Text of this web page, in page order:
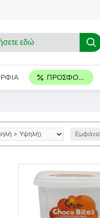
ΠΡΟΣΦΟΡΈΣ